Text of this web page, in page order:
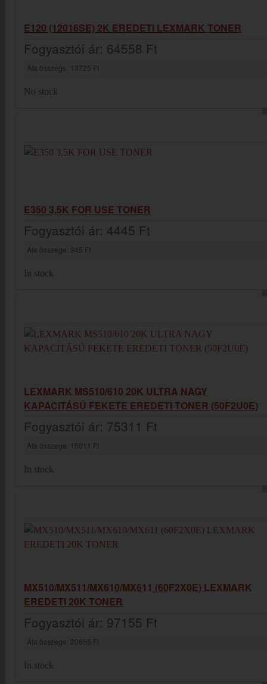
E120 (12016SE) 2K EREDETI LEXMARK TONER
Fogyasztói ár: 64558 Ft
Áfa összege: 13725 Ft
No stock
E350 3,5K FOR USE TONER
Fogyasztói ár: 4445 Ft
Áfa összege: 945 Ft
In stock
LEXMARK MS510/610 20K ULTRA NAGY
KAPACITÁSÚ FEKETE EREDETI TONER (50F2U0E)
Fogyasztói ár: 75311 Ft
Áfa összege: 16011 Ft
In stock
MX510/MX511/MX610/MX611 (60F2X0E) LEXMARK
EREDETI 20K TONER
Fogyasztói ár: 97155 Ft
Áfa összege: 20655 Ft
In stock